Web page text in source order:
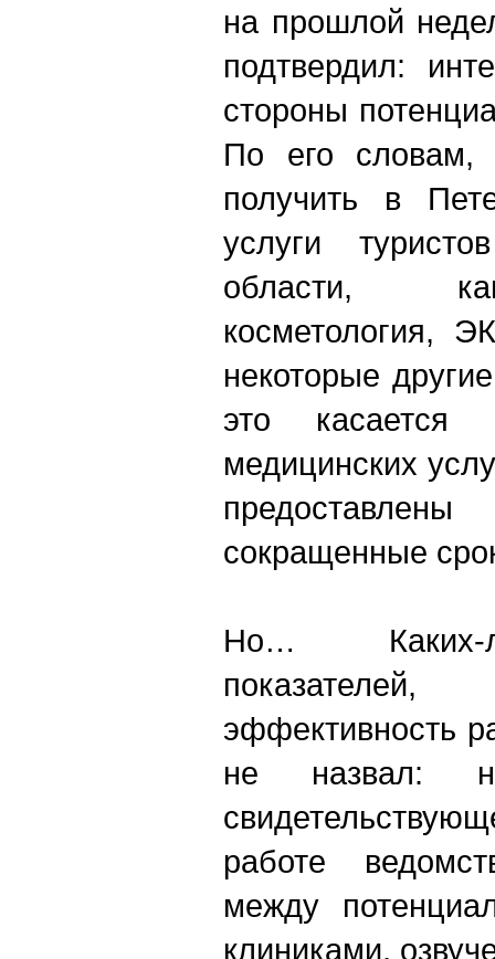
на прошлой
подтвердил:
стороны
По его словам,
получить в
услуги
области,
косметология,
некоторые
это касается
медицинских
сокращенные
Но… Каких-
эффективность
не назвал:
работе
между
клиниками,